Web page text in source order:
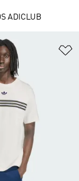
ADICLUB